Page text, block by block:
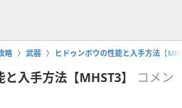
略 武器 ヒドゥンボウの性能と入手方法【
入手方法【MHST3】
コメン